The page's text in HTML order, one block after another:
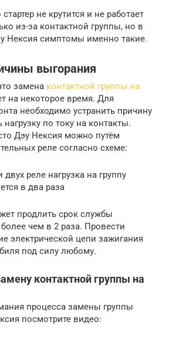
не крутится и не работает
из-за контактной группы, но в
Нексия симптомы именно такие.
выгорания
замена контактной группы на
на некоторое время. Для
необходимо устранить причину
по току на контакты.
Дэу Нексия можно путём
реле согласно схеме:
реле нагрузка на группу
в два раза
продлить срок службы
чем в 2 раза. Провести
электрической цепи зажигания
под силу любому.
контактной группы на
процесса замены группы
посмотрите видео: